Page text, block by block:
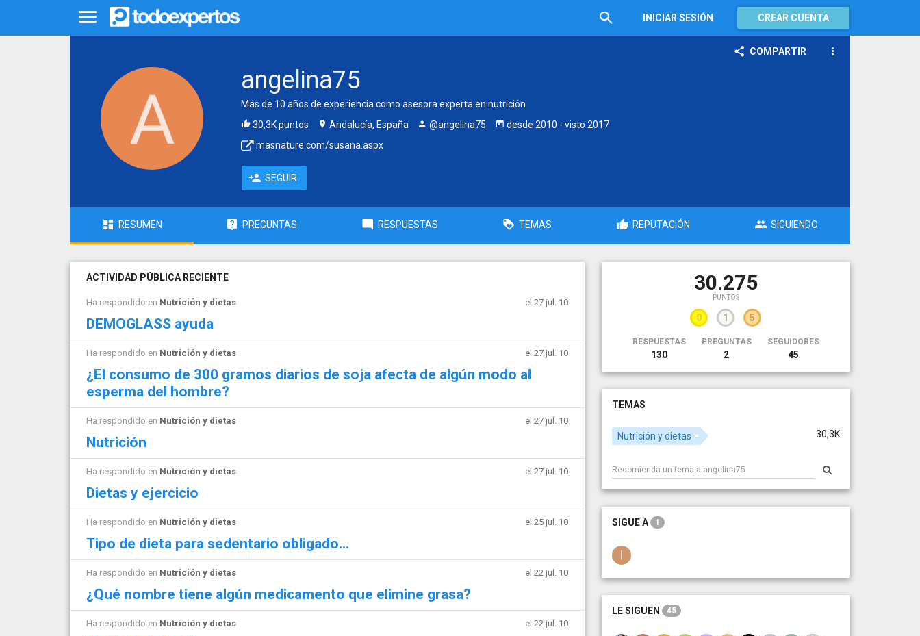
INICIAR SESIÓN CREAR CUENTA
COMPARTIR
angelina75
Más de 10 años de experiencia como asesora experta en nutrición
30,3K puntos
Andalucía, España @angelina75 desde 2010 - visto 2017
masnature.com/susana.aspx
SEGUIR
RESUMEN PREGUNTAS RESPUESTAS TEMAS REPUTACIÓN SIGUIENDO
ACTIVIDAD PÚBLICA RECIENTE
Ha respondido en Nutrición y dietas el 27 jul. 10
DEMOGLASS ayuda
Ha respondido en Nutrición y dietas el 27 jul. 10
¿El consumo de 300 gramos diarios de soja afecta de algún modo al
esperma del hombre?
Ha respondido en Nutrición y dietas el 27 jul. 10
Nutrición
Ha respondido en Nutrición y dietas el 27 jul. 10
Dietas y ejercicio
Ha respondido en Nutrición y dietas el 25 jul. 10
Tipo de dieta para sedentario obligado...
Ha respondido en Nutrición y dietas el 22 jul. 10
¿Qué nombre tiene algún medicamento que elimine grasa?
Ha respondido en Nutrición y dietas el 22 jul. 10
30.275
PUNTOS
0 1 5
RESPUESTAS
130
PREGUNTAS
2
SEGUIDORES
45
TEMAS
30,3K
Nutrición y dietas
SIGUE A 1
LE SIGUEN 45